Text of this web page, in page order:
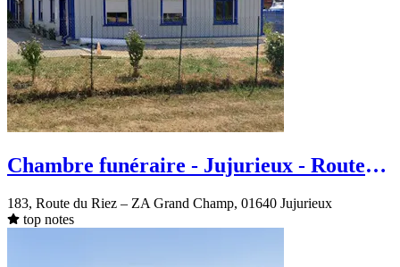
Chambre funéraire - Jujurieux - Route
183, Route du Riez – ZA Grand Champ, 01640 Jujurieux
top notes